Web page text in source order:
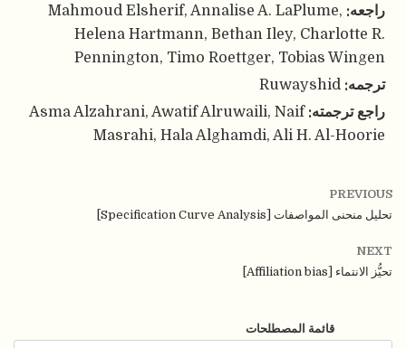
قائمة المصطلحات
راجعه: Mahmoud Elsherif, Annalise A. LaPlume,
Helena Hartmann, Bethan Iley, Charlotte R.
Pennington, Timo Roettger, Tobias Wingen
ترجمه:Ruwayshid
راجع ترجمته:Asma Alzahrani, Awatif Alruwaili, Naif
Masrahi, Hala Alghamdi, Ali H. Al-Hoorie
PREVIOUS
تحليل منحنى المواصفات [Specification Curve Analysis]
NEXT
تحيُّز الانتماء [Affiliation bias]